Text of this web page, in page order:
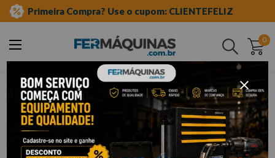
Primeira Compra? Use o cupom: CLIENTEFELIZ
0
Buscar